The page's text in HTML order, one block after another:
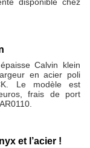
Calvin klein
en acier poli
Le modèle est
frais de port
et l’acier !